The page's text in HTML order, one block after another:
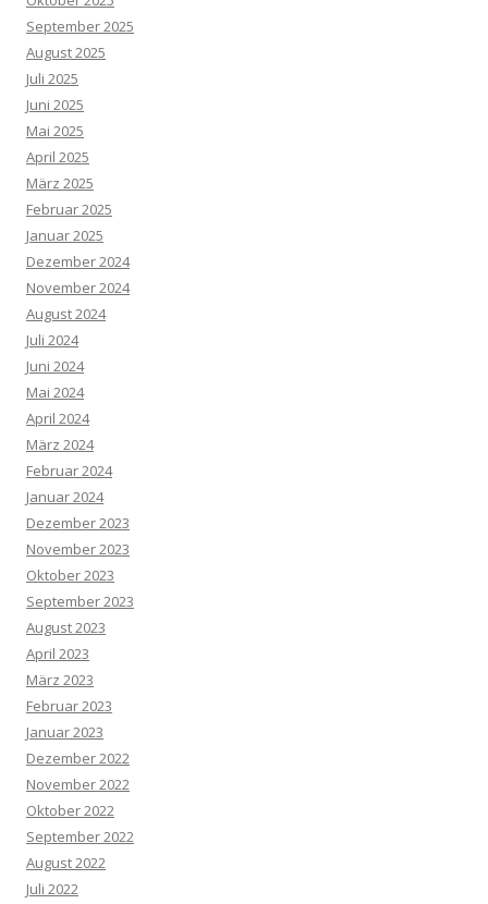
September 2025
August 2025
Juli 2025
Juni 2025
Mai 2025
April 2025
März 2025
Februar 2025
Januar 2025
Dezember 2024
November 2024
August 2024
Juli 2024
Juni 2024
Mai 2024
April 2024
März 2024
Februar 2024
Januar 2024
Dezember 2023
November 2023
Oktober 2023
September 2023
August 2023
April 2023
März 2023
Februar 2023
Januar 2023
Dezember 2022
November 2022
Oktober 2022
September 2022
August 2022
Juli 2022